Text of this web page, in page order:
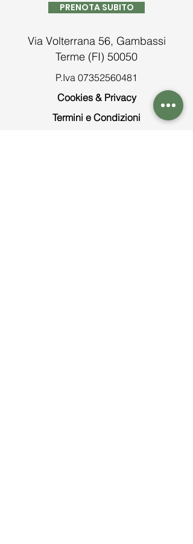
PRENOTA SUBITO
Via Volterrana 56, Gambassi
Terme (FI) 50050
P.Iva 07352560481
Cookies & Privacy
Termini e Condizioni